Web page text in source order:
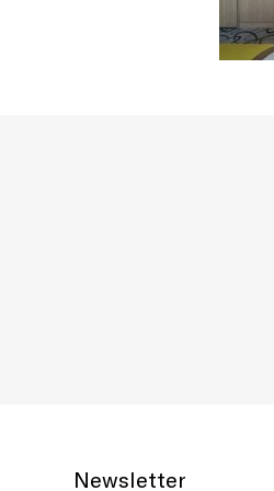
Newsletter